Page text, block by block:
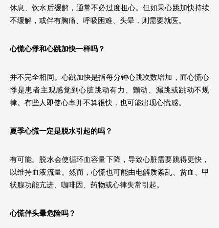
休息、饮水后缓解，通常不必过度担心。但如果心跳加快持续
不缓解，或伴有胸痛、呼吸困难、头晕，则需要就医。
心慌心悸和心跳加快一样吗？
并不完全相同。心跳加快是指每分钟心跳次数增加，而心慌心
悸是患者主观感觉到心脏跳动有力、颤动、漏跳或跳动不规
律。有些人即使心率并不算很快，也可能出现心慌感。
夏季心慌一定是脱水引起的吗？
有可能。脱水会使循环血容量下降，导致心脏需要跳得更快，
以维持血液流量。然而，心慌也可能由电解质紊乱、贫血、甲
状腺功能亢进、咖啡因、药物或心律失常引起。
心慌伴头晕危险吗？